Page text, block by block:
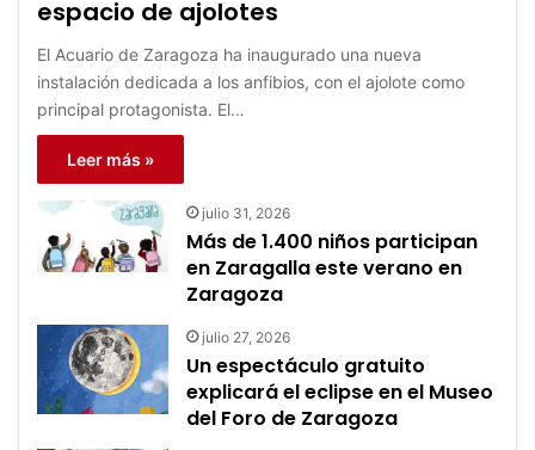
espacio de ajolotes
El Acuario de Zaragoza ha inaugurado una nueva
instalación dedicada a los anfibios, con el ajolote como
principal protagonista. El…
Leer más »
julio 31, 2026
Más de 1.400 niños participan
en Zaragalla este verano en
Zaragoza
julio 27, 2026
Un espectáculo gratuito
explicará el eclipse en el Museo
del Foro de Zaragoza